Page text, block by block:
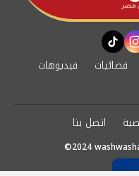
instagram
tiktok
فضائيات
فيديوهات
اتصل بنا
©2024